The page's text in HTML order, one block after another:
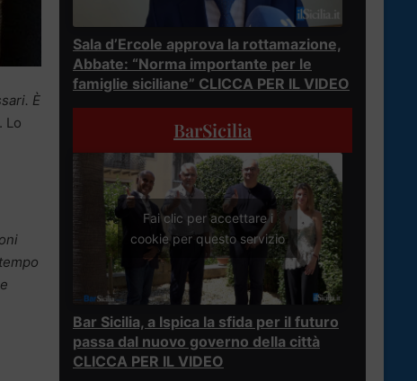
È
Lo
Sala d’Ercole approva la rottamazione,
Abbate: “Norma importante per le
famiglie siciliane” CLICCA PER IL VIDEO
BarSicilia
Fai clic per accettare i
cookie per questo servizio
Bar Sicilia, a Ispica la sfida per il futuro
passa dal nuovo governo della città
CLICCA PER IL VIDEO